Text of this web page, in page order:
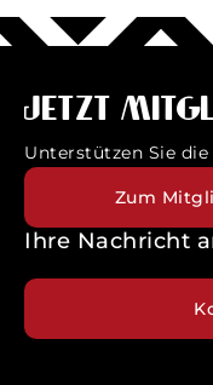
Jetzt
Unterstützen Sie
Zum
Ihre Nachricht